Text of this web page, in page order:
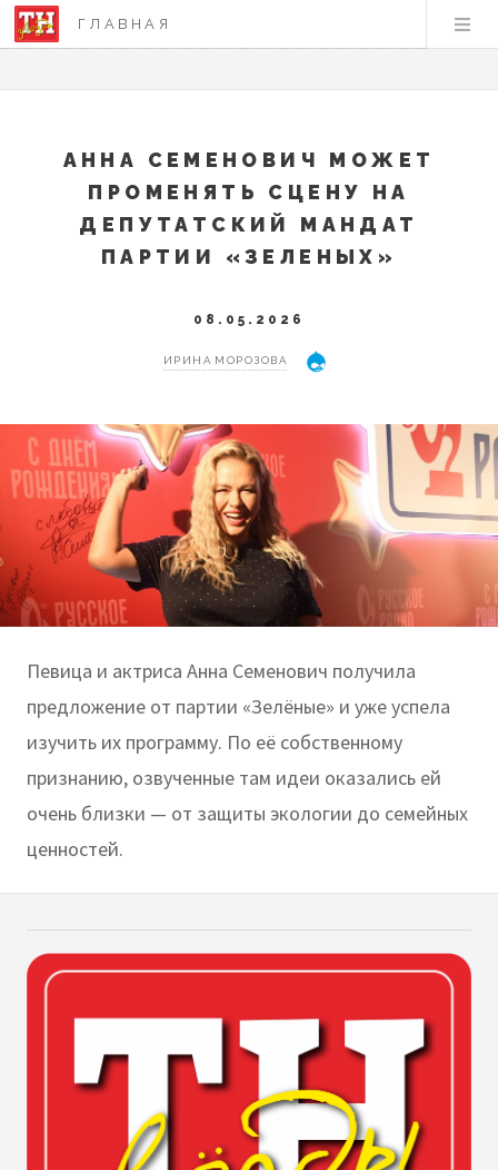
ГЛАВНАЯ
АННА СЕМЕНОВИЧ МОЖЕТ
ПРОМЕНЯТЬ СЦЕНУ НА
ДЕПУТАТСКИЙ МАНДАТ
ПАРТИИ «ЗЕЛЕНЫХ»
08.05.2026
ИРИНА МОРОЗОВА
Певица и актриса Анна Семенович получила
предложение от партии «Зелёные» и уже успела
изучить их программу. По её собственному
признанию, озвученные там идеи оказались ей
очень близки — от защиты экологии до семейных
ценностей.